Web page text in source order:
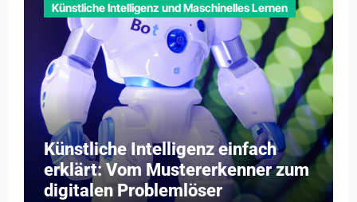
Künstliche Intelligenz und Maschinelles Lernen
Künstliche Intelligenz einfach
erklärt: Vom Mustererkenner zum
digitalen Problemlöser